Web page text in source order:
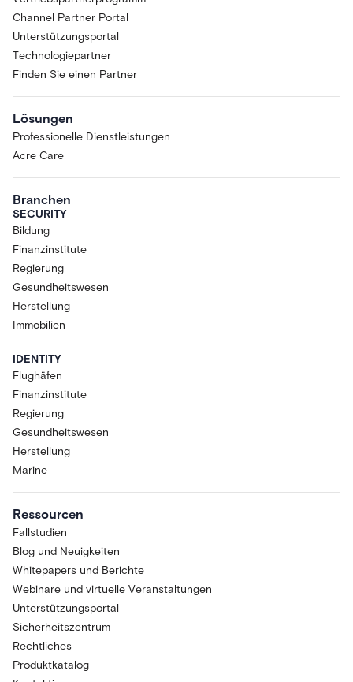
Channel Partner Portal
Unterstützungsportal
Technologiepartner
Finden Sie einen Partner
Lösungen
Professionelle Dienstleistungen
Acre Care
Branchen
SECURITY
Bildung
Finanzinstitute
Regierung
Gesundheitswesen
Herstellung
Immobilien
IDENTITY
Flughäfen
Finanzinstitute
Regierung
Gesundheitswesen
Herstellung
Marine
Ressourcen
Fallstudien
Blog und Neuigkeiten
Whitepapers und Berichte
Webinare und virtuelle Veranstaltungen
Unterstützungsportal
Sicherheitszentrum
Rechtliches
Produktkatalog